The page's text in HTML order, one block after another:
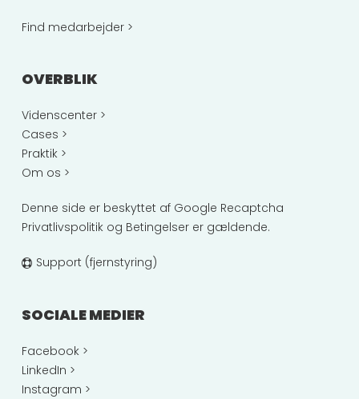
Find medarbejder >
OVERBLIK
Videnscenter >
Cases >
Praktik >
Om os >
Denne side er beskyttet af Google Recaptcha
Privatlivspolitikog Betingelserer gældende.
Support (fjernstyring)
SOCIALE MEDIER
Facebook >
LinkedIn >
Instagram >